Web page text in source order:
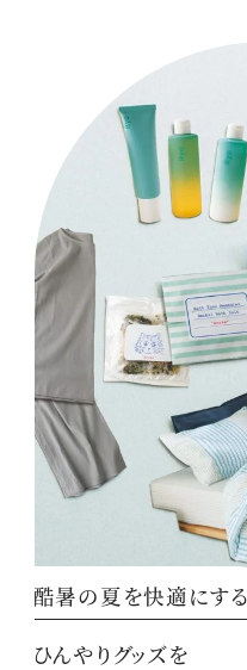
酷暑の夏を快適にする
ひんやりグッズを